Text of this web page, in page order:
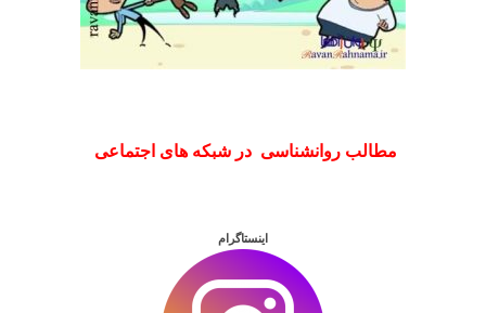
مطالب روانشناسی در شبکه های اجتماعی
اینستاگرام